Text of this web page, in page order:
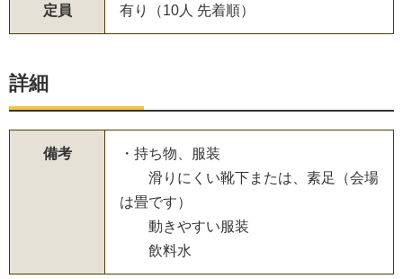
定員 有り（10人 先着順）
詳細
備考
・持ち物、服装
滑りにくい靴下または、素足（会場
は畳です）
動きやすい服装
飲料水